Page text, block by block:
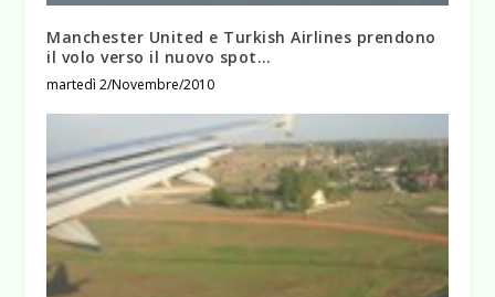
Manchester United e Turkish Airlines prendono
il volo verso il nuovo spot…
martedì 2/Novembre/2010